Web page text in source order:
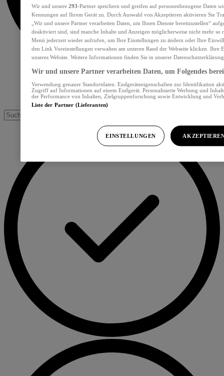
Wir und unsere 293-Partner speichern und greifen auf personenbezogene Daten
Kennungen auf Ihrem Gerät zu. Durch Auswahl von Akzeptieren aktivieren Sie
„Wir und unsere Partner verarbeiten Daten, um Ihnen Dienste bereitzustellen“
deaktiviert sind, sind manche Inhalte und Anzeigen möglicherweise nicht mehr so
Menü jederzeit wieder aufrufen, um Ihre Einstellungen zu ändern oder Ihre
den Link Voreinstellungen verwalten am unteren Rand der Webseite klicken. Ihre
unseres Website. Weitere Informationen finden Sie in unserer
Wir und unsere Partner verarbeiten Daten, um Folgendes
Verwendung genauer Standortdaten. Endgeräteeigenschaften zur Identifikation
Zugriff auf Informationen auf einem Endgerät. Personalisierte Werbung und
der Performance von Inhalten, Zielgruppenforschung sowie Entwicklung und
Liste der Partner (Lieferanten)
EINSTELLUNGEN